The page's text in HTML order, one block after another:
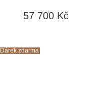
57 700 Kč
Dárek zdarma